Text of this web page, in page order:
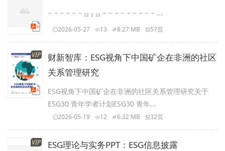
− − − − − − ₂₂ ₂ ₂₂ − − − − − − − − − ...
2026-05-27 13 8.27 MB 57页
VIP
财新智库：ESG视角下中国矿企在非洲的社区
关系管理研究
ESG视角下中国矿企在非洲的社区关系管理研究关于
ESG30 青年学者计划ESG30 青年...
2026-05-19 12 6.32 MB 32页
VIP ESG理论与实务PPT：ESG信息披露